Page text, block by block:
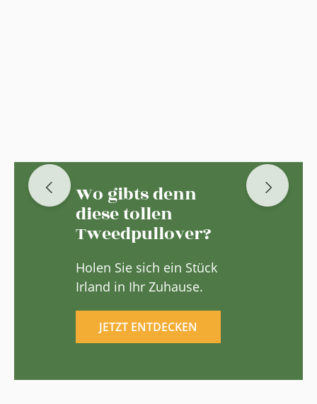
Wo gibts denn
diese tollen
Tweedpullover?
Holen Sie sich ein Stück
Irland in Ihr Zuhause.
JETZT ENTDECKEN